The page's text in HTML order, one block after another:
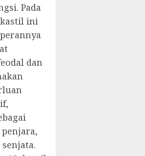
Pada
kastil ini
dan